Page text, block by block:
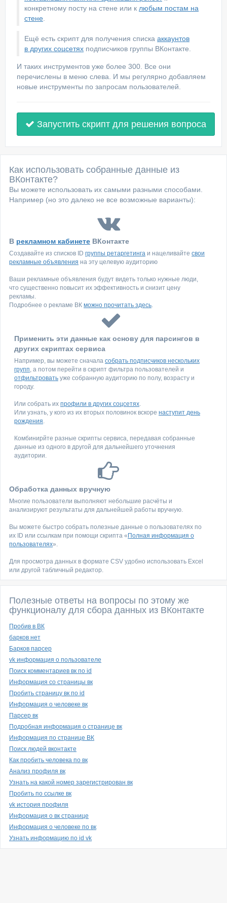
конкретному посту на стене или к любым постам на
стене
Ещё есть скрипт для получения списка аккаунтов
в других соцсетях подписчиков группы ВКонтакте.
И таких инструментов уже более 300. Все они
перечислены в меню слева. И мы регулярно добавляем
новые инструменты по запросам пользователей.
Запустить скрипт для решения вопроса
Как использовать собранные данные из
ВКонтакте?
Вы можете использовать их самыми разными способами.
Например (но это далеко не все возможные варианты):
В рекламном кабинете ВКонтакте
Создавайте из списков ID группы ретаргетинга и нацеливайте свои
рекламные объявления на эту целевую аудиторию
Ваши рекламные объявления будут видеть только нужные люди,
что существенно повысит их эффективность и снизит цену
рекламы.
Подробнее о рекламе ВК можно прочитать здесь.
Применить эти данные как основу для парсингов в
других скриптах сервиса
Например, вы можете сначала собрать подписчиков нескольких
групп, а потом перейти в скрипт фильтра пользователей и
отфильтровать уже собранную аудиторию по полу, возрасту и
городу.
Или собрать их профили в других соцсетях.
Или узнать, у кого из их вторых половинок вскоре наступит день
рождения.
Комбинирйте разные скрипты сервиса, передавая собранные
данные из одного в другой для дальнейшего уточнения
аудитории.
Обработка данных вручную
Многие пользователи выполняют небольшие расчёты и
анализируют результаты для дальнейшей работы вручную.
Вы можете быстро собрать полезные данные о пользователях по
их ID или ссылкам при помощи скрипта « Полная информация о
пользователях».
Для просмотра данных в формате CSV удобно использовать Excel
или другой табличный редактор.
Полезные ответы на вопросы по этому же
функционалу для сбора данных из ВКонтакте
Пробив в ВК
барков нет
Барков парсер
vk информация о пользователе
Поиск комментариев вк по id
Информация со страницы вк
Пробить страницу вк по id
Информация о человеке вк
Парсер вк
Подробная информация о странице вк
Информация по странице ВК
Поиск людей вконтакте
Как пробить человека по вк
Анализ профиля вк
Узнать на какой номер зарегистрирован вк
Пробить по ссылке вк
vk история профиля
Информация о вк странице
Информация о человеке по вк
Узнать информацию по id vk